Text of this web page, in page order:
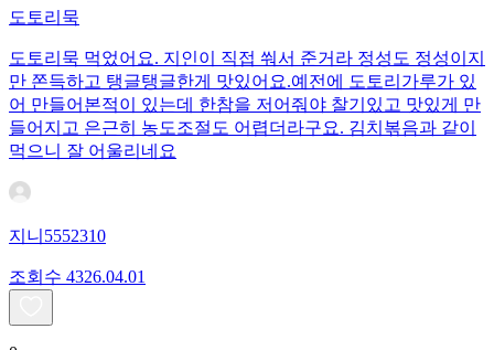
도토리묵
도토리묵 먹었어요. 지인이 직접 쒀서 준거라 정성도 정성이지
만 쫀득하고 탱글탱글한게 맛있어요.예전에 도토리가루가 있
어 만들어본적이 있는데 한참을 저어줘야 찰기있고 맛있게 만
들어지고 은근히 농도조절도 어렵더라구요. 김치볶음과 같이
먹으니 잘 어울리네요
지니5552310
조회수 4326.04.01